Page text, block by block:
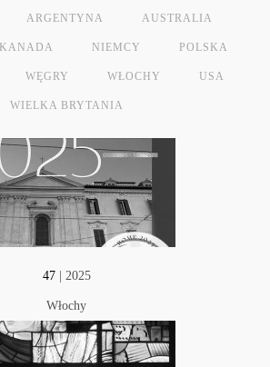
ARGENTYNA AUSTRALIA
KANADA NIEMCY POLSKA
WĘGRY WŁOCHY USA
WIELKA BRYTANIA
47| 2025
Włochy